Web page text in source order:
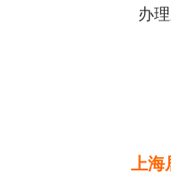
办
上海